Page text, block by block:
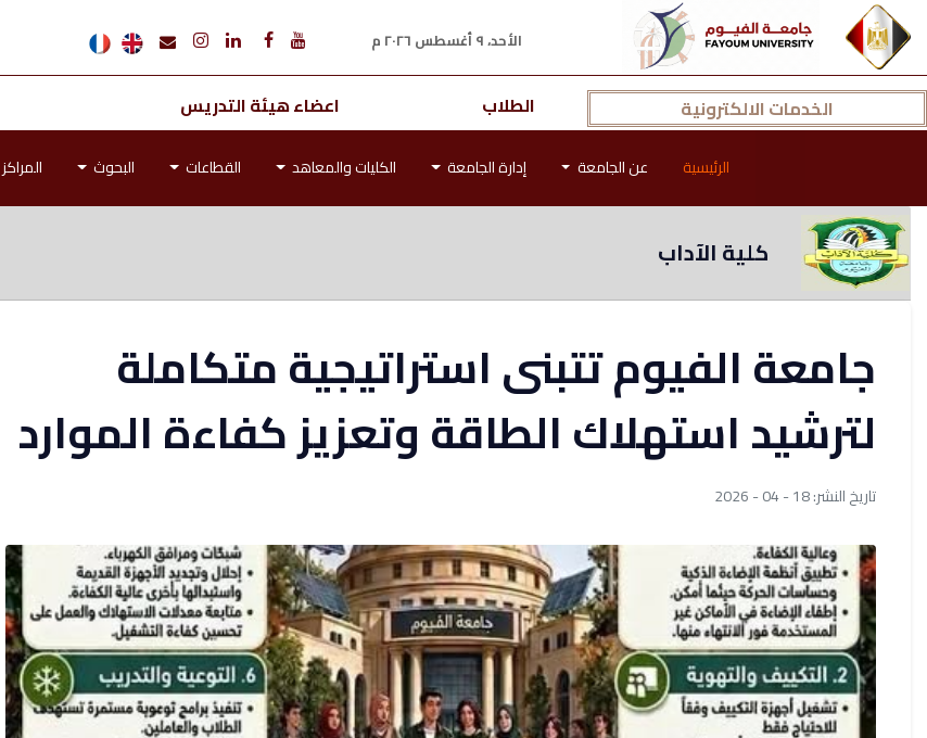
الأحد، ٩ أغسطس ٢٠٢٦ م
الخدمات الالكترونية الطلاب اعضاء هيئة التدريس
الرئيسية عن الجامعة إدارة الجامعة الكليات والمعاهد القطاعات البحوث المراكز
كلية الآداب
جامعة الفيوم تتبنى استراتيجية متكاملة
لترشيد استهلاك الطاقة وتعزيز كفاءة الموارد
تاريخ النشر: 18 - 04 - 2026